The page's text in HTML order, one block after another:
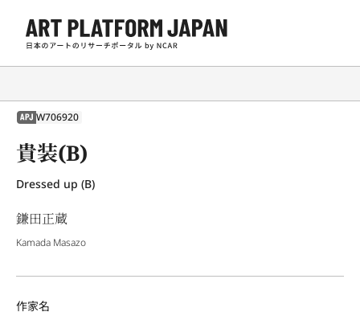
APJ W706920
貴装(B)
Dressed up (B)
鎌田正蔵
Kamada Masazo
作家名